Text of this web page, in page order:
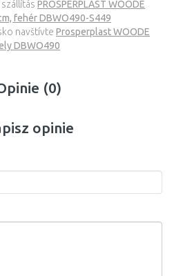
PROSPERPLAST WOODE
fehér DBWO490-S449
navštívte Prosperplast WOODE
DBWO490
(0)
opinie